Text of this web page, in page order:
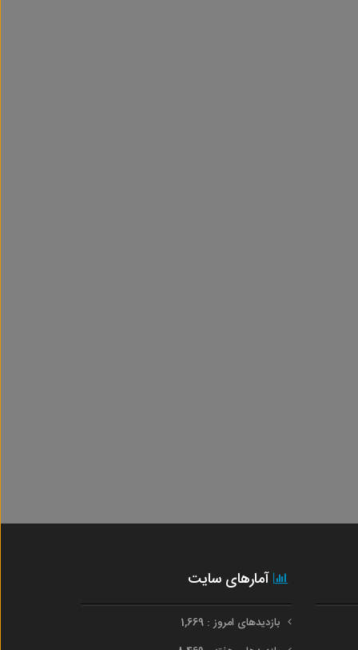
آمارهای سایت
بازدیدهای امروز : 1,669